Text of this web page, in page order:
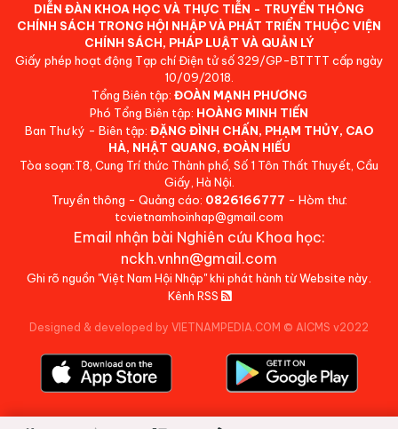
DIỄN ĐÀN KHOA HỌC VÀ THỰC TIỄN - TRUYỀN THÔNG
CHÍNH SÁCH TRONG HỘI NHẬP VÀ PHÁT TRIỂN THUỘC VIỆN
CHÍNH SÁCH, PHÁP LUẬT VÀ QUẢN LÝ
Giấy phép hoạt động Tạp chí Điện tử số 329/GP-BTTTT cấp ngày
10/09/2018.
Tổng Biên tập: ĐOÀN MẠNH PHƯƠNG
Phó Tổng Biên tập: HOÀNG MINH TIẾN
Ban Thư ký - Biên tập: ĐẶNG ĐÌNH CHẤN, PHẠM THỦY, CAO
HÀ, NHẬT QUANG, ĐOÀN HIẾU
Tòa soạn:T8, Cung Trí thức Thành phố, Số 1 Tôn Thất Thuyết, Cầu
Giấy, Hà Nội.
Truyền thông - Quảng cáo: 0826166777 - Hòm thư:
tcvietnamhoinhap@gmail.com
Email nhận bài Nghiên cứu Khoa học:
nckh.vnhn@gmail.com
Ghi rõ nguồn "Việt Nam Hội Nhập" khi phát hành từ Website này.
Kênh RSS
Designed & developed by VIETNAMPEDIA.COM © AICMS v2022